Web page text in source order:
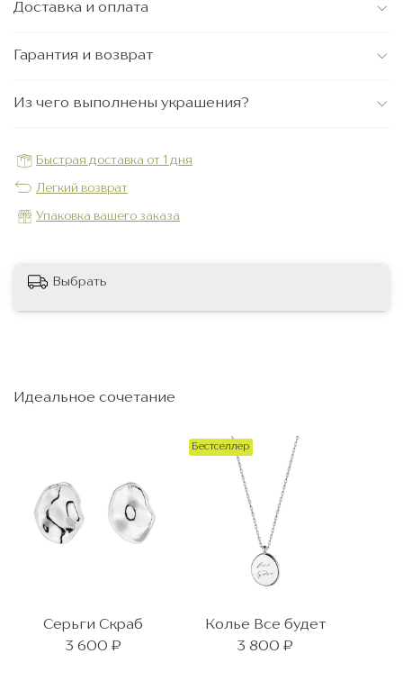
Доставка и оплата
Гарантия и возврат
Из чего выполнены украшения?
Быстрая доставка от 1 дня
Легкий возврат
Упаковка вашего заказа
Выбрать
Идеальное сочетание
Серьги Скраб
3 600 ₽
Бестселлер
Колье Все будет
3 800 ₽